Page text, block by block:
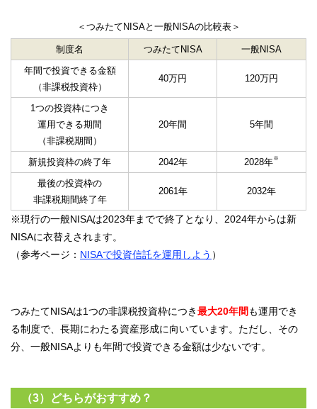
＜つみたてNISAと一般NISAの比較表＞
制度名 つみたてNISA
一般NISA
年間で投資できる金額
（非課税投資枠）
40万円 120万円
1つの投資枠につき
運用できる期間
（非課税期間）
20年間 5年間
新規投資枠の終了年 2042年 2028年※
最後の投資枠の
非課税期間終了年
2061年 2032年
※現行の一般NISAは2023年までで終了となり、2024年からは新
NISAに衣替えされます。
（参考ページ： NISAで投資信託を運用しよう ）
つみたてNISAは1つの非課税投資枠につき最大20年間 も運用でき
る制度で、長期にわたる資産形成に向いています。ただし、その
分、一般NISAよりも年間で投資できる金額は少ないです。
（3）どちらがおすすめ？